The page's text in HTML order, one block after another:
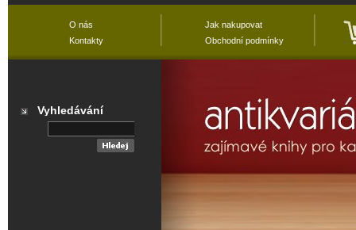
O nás
Kontakty
Jak nakupovat
Obchodní podmínky
Vyhledávání